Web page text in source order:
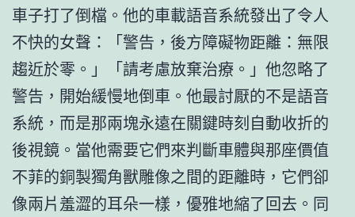
車子打了倒檔。他的車載語音系統發出了令人
不快的女聲：「警告，後方障礙物距離：無限
趨近於零。」「請考慮放棄治療。」他忽略了
警告，開始緩慢地倒車。他最討厭的不是語音
系統，而是那兩塊永遠在關鍵時刻自動收折的
後視鏡。當他需要它們來判斷車體與那座價值
不菲的銅製獨角獸雕像之間的距離時，它們卻
像兩片羞澀的耳朵一樣，優雅地縮了回去。同